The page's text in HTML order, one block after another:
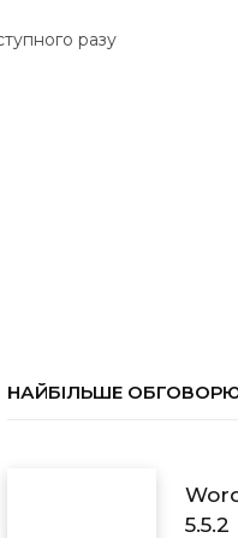
разу
НАЙБІЛЬШЕ
5.5.2